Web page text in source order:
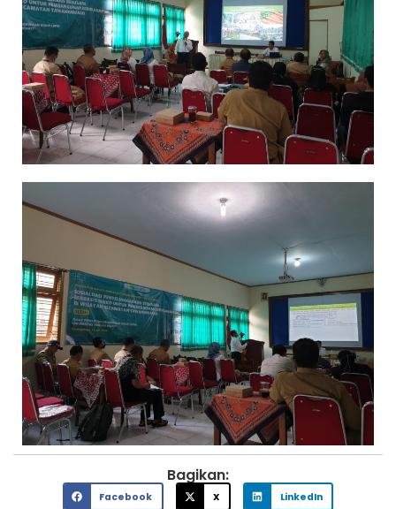
Bagikan:
Facebook X LinkedIn